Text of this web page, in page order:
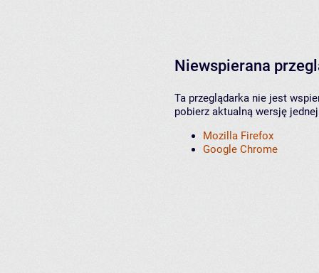
Niewspierana
Ta przeglądarka nie jest
pobierz aktualną wersję
Mozilla Firefox
Google Chrome